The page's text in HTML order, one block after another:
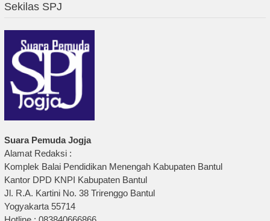
Sekilas SPJ
Suara Pemuda Jogja
Alamat Redaksi :
Komplek Balai Pendidikan Menengah Kabupaten Bantul
Kantor DPD KNPI Kabupaten Bantul
Jl. R.A. Kartini No. 38 Trirenggo Bantul
Yogyakarta 55714